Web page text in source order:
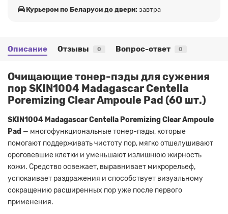
Курьером по Беларуси до двери: завтра
Описание Отзывы 0 Вопрос-ответ 0
Очищающие тонер-пэды для сужения
пор SKIN1004 Madagascar Centella
Poremizing Clear Ampoule Pad (60 шт.)
SKIN1004 Madagascar Centella Poremizing Clear Ampoule
Pad — многофункциональные тонер-пэды, которые
помогают поддерживать чистоту пор, мягко отшелушивают
ороговевшие клетки и уменьшают излишнюю жирность
кожи. Средство освежает, выравнивает микрорельеф,
успокаивает раздражения и способствует визуальному
сокращению расширенных пор уже после первого
применения.